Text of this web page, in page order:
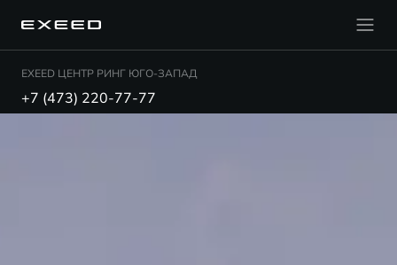
EXEED ЦЕНТР РИНГ ЮГО-ЗАПАД
+7 (473) 220-77-77